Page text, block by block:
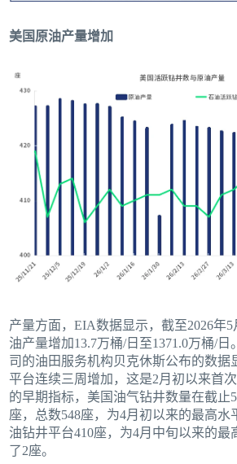
美国原油产量增加
产量方面，EIA数据显示，截至2026年
油产量增加13.7万桶/日至1371.0万桶/
司的油田服务机构贝克休斯公布的数据
平台连续三周增加，这是2月初以来首
的早期指标，美国油气钻井数量在截止
座，总数548座，为4月初以来的最高水
油钻井平台410座，为4月中旬以来的最
了2座。